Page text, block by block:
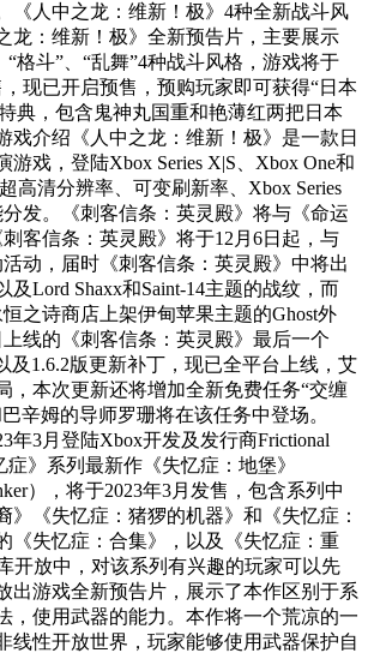
《人中之龙：维新！极》4种全新战斗风
龙：维新！极》全新预告片，主要展示
“格斗”、“乱舞”4种战斗风格，游戏将于
，现已开启预售，预购玩家即可获得“日本
典，包含鬼神丸国重和艳薄红两把日本
戏介绍《人中之龙：维新！极》是一款日
游戏，登陆Xbox Series X|S、Xbox One和
高清分辨率、可变刷新率、Xbox Series
发。《刺客信条：英灵殿》将与《命运
客信条：英灵殿》将于12月6日起，与
活动，届时《刺客信条：英灵殿》中将出
及Lord Shaxx和Saint-14主题的战纹，而
恒之诗商店上架伊甸苹果主题的Ghost外
线的《刺客信条：英灵殿》最后一个
及1.6.2版更新补丁，现已全平台上线，艾
，本次更新还将增加全新免费任务“交缠
辛姆的导师罗珊将在该任务中登场。
年3月登陆Xbox开发及发行商Frictional
症》系列最新作《失忆症：地堡》
），将于2023年3月发售，包含系列中
》《失忆症：猪猡的机器》和《失忆症：
《失忆症：合集》，以及《失忆症：重
开放中，对该系列有兴趣的玩家可以先
出游戏全新预告片，展示了本作区别于系
，使用武器的能力。本作将一个荒凉的一
线性开放世界，玩家能够使用武器保护自